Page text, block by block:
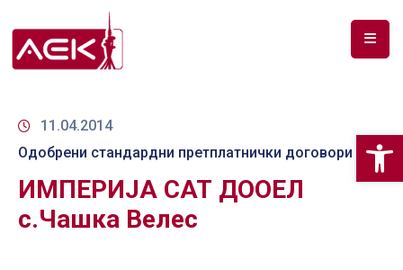
ЗА
ДОКУМЕНТИ
РФ
11.04.2014
Одобрени стандардни претплатнички договори
ИМПЕРИЈА САТ ДООЕЛ
с.Чашка Велес